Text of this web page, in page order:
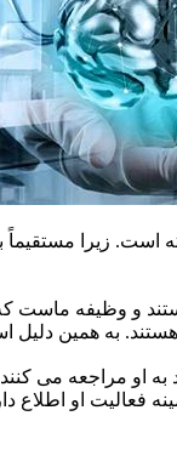
است. زیرا
و وظیفه ماست
به او مراجعه می
او اطلاع